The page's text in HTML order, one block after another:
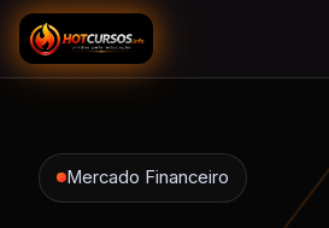
Mercado Financeiro